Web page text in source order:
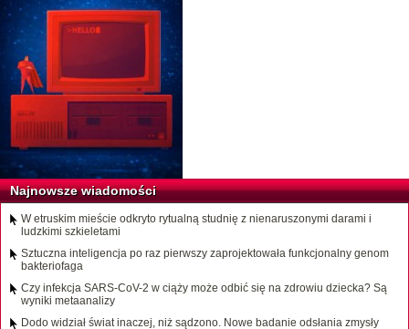
Najnowsze wiadomości
W etruskim mieście odkryto rytualną studnię z nienaruszonymi darami i
ludzkimi szkieletami
Sztuczna inteligencja po raz pierwszy zaprojektowała funkcjonalny genom
bakteriofaga
Czy infekcja SARS-CoV-2 w ciąży może odbić się na zdrowiu dziecka? Są
wyniki metaanalizy
Dodo widział świat inaczej, niż sądzono. Nowe badanie odsłania zmysły